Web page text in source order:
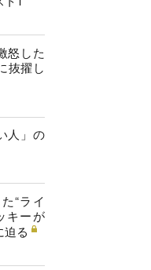
怒した
抜擢し
人」の
“ライ
キーが
る